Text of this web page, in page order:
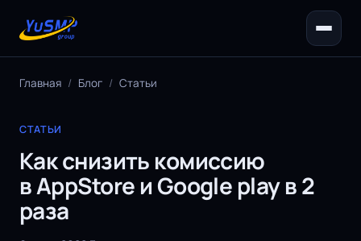
Главная / Блог / Статьи
СТАТЬИ
Как снизить комиссию
в AppStore и Google play в 2
раза